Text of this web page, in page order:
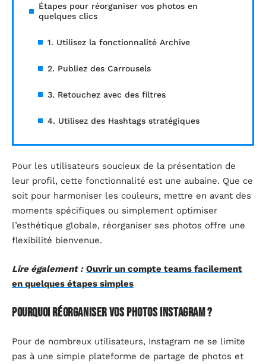
Étapes pour réorganiser vos photos en
quelques clics
1. Utilisez la fonctionnalité Archive
2. Publiez des Carrousels
3. Retouchez avec des filtres
4. Utilisez des Hashtags stratégiques
Pour les utilisateurs soucieux de la présentation de
leur profil, cette fonctionnalité est une aubaine. Que ce
soit pour harmoniser les couleurs, mettre en avant des
moments spécifiques ou simplement optimiser
l’esthétique globale, réorganiser ses photos offre une
flexibilité bienvenue.
Lire également : Ouvrir un compte teams facilement
en quelques étapes simples
Pourquoi réorganiser vos photos Instagram ?
Pour de nombreux utilisateurs, Instagram ne se limite
pas à une simple plateforme de partage de photos et